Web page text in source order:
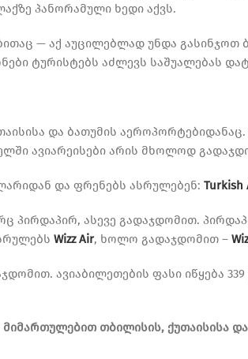
პანორამული ხედი აქვს.
— აქ აუცილებლად უნდა
ტურისტებს აძლევს საშუალებას
და ბათუმის
ავიარეისები არის მხოლოდ
და ფრენებს ასრულებენ: Turkish
ასევე გადაჯდომით.
Wizz Air, ხოლო გადაჯდომით –
ავიაბილეთების ფასი იწყება
თბილისის, ქუთაისისა